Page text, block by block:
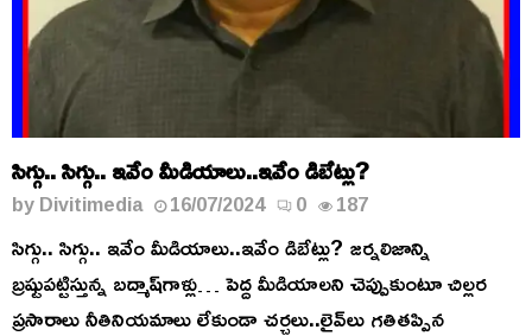
సిగ్గు.. సిగ్గు.. ఇవేం మీడియాలు..ఇవేం డిబేట్లు?
byDivitimedia 16/07/2024 0 187
సిగ్గు.. సిగ్గు.. ఇవేం మీడియాలు..ఇవేం డిబేట్లు? జర్నలిజాన్ని
బ్రష్టుపట్టిస్తున్న బద్మాష్‌గాళ్లు… పెద్ద మీడియాలని చెప్పుకుంటూ చిల్లర
ప్రసారాలు నీతినియమాలు లేకుండా చర్చలు..లైవ్‌లు గతితప్పిన